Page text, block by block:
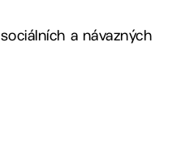
a návazných